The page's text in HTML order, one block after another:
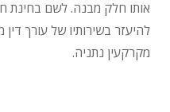
אותו חלק מבנה. לשם בחינת
להיעזר בשירותיו של עורך
מקרקעין נתניה.